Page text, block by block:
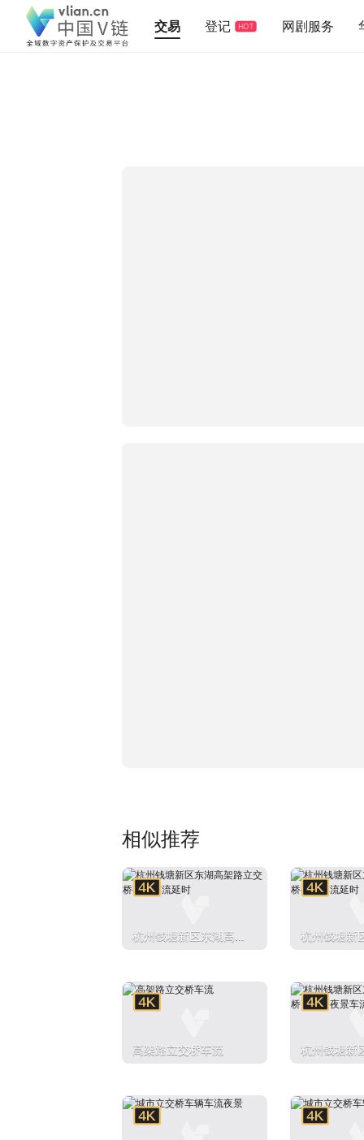
交易 登记 HOT 网剧服务
相似推荐
杭州钱塘新区东湖高架
杭州钱塘新
高架路立交桥车流
杭州钱塘新